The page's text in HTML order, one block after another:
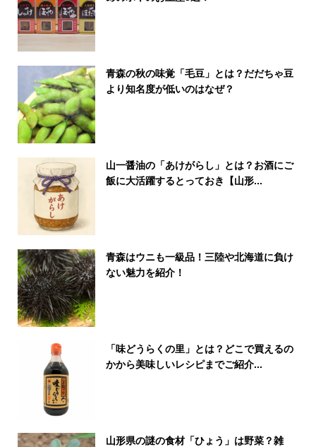
青森の秋の味覚「毛豆」とは？だだちゃ豆
より知名度が低いのはなぜ？
山一醤油の「あけがらし」とは？お酒にご
飯に大活躍するとっておき【山形...
青森はウニも一級品！三陸や北海道に負け
ない魅力を紹介！
「味どうらくの里」とは？どこで買えるの
かから美味しいレシピまでご紹介...
山形県の謎の食材「ひょう」は野菜？雑